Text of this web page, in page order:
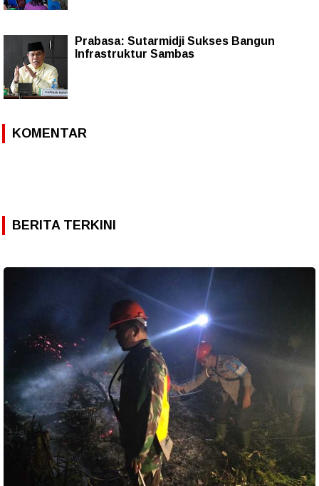
Prabasa: Sutarmidji Sukses Bangun
Infrastruktur Sambas
KOMENTAR
BERITA TERKINI